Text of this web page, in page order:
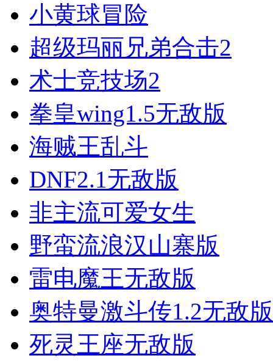
小黄球冒险
超级玛丽兄弟合击2
术士竞技场2
拳皇wing1.5无敌版
海贼王乱斗
DNF2.1无敌版
非主流可爱女生
野蛮流浪汉山寨版
雷电魔王无敌版
奥特曼激斗传1.2无敌版
死灵王座无敌版